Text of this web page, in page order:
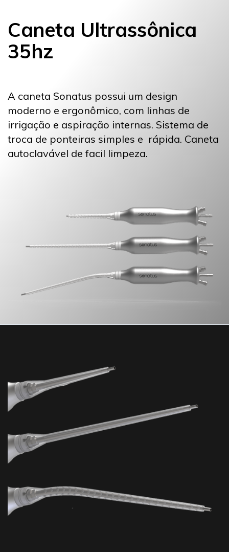
Caneta Ultrassônica
35hz
A caneta Sonatus possui um design
moderno e ergonômico, com linhas de
irrigação e aspiração internas. Sistema de
troca de ponteiras simples e rápida. Caneta
autoclavável de facil limpeza.